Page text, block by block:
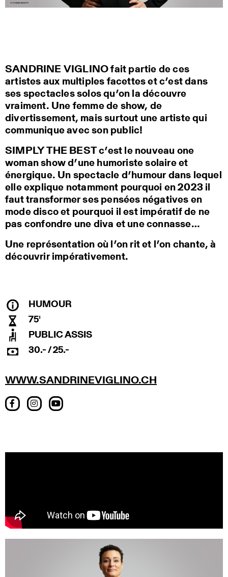
SANDRINE VIGLINO fait partie de ces
artistes aux multiples facettes et c’est dans
ses spectacles solos qu’on la découvre
vraiment. Une femme de show, de
divertissement, mais surtout une artiste qui
communique avec son public!
SIMPLY THE BEST c’est le nouveau one
woman show d’une humoriste solaire et
énergique. Un spectacle d’humour dans lequel
elle explique notamment pourquoi en 2023 il
faut transformer ses pensées négatives en
mode disco et pourquoi il est impératif de ne
pas confondre une diva et une connasse…
Une représentation où l’on rit et l’on chante, à
découvrir impérativement.
HUMOUR
75'
PUBLIC ASSIS
30.- / 25.-
WWW.SANDRINEVIGLINO.CH